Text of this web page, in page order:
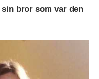
bror som var den